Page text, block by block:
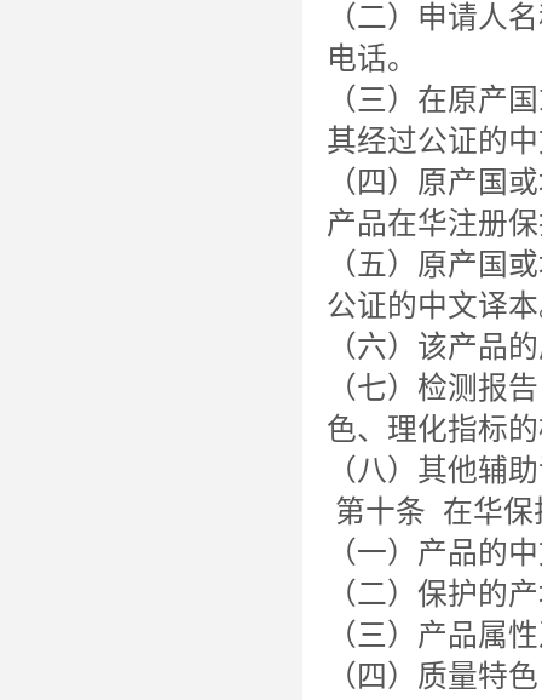
（二）申请人
电话。
（三）在原产
其经过公证的
（四）原产国
产品在华注册
（五）原产国
公证的中文译
（六）该产品
（七）检测报
色、理化指标
（八）其他辅
第十条 在华保
（一）产品的
（二）保护的
（三）产品属
（四）质量特